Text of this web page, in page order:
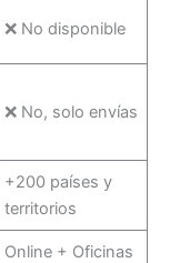
❌ No disponible
❌ No, solo envías
+200 países y
territorios
Online + Oficinas